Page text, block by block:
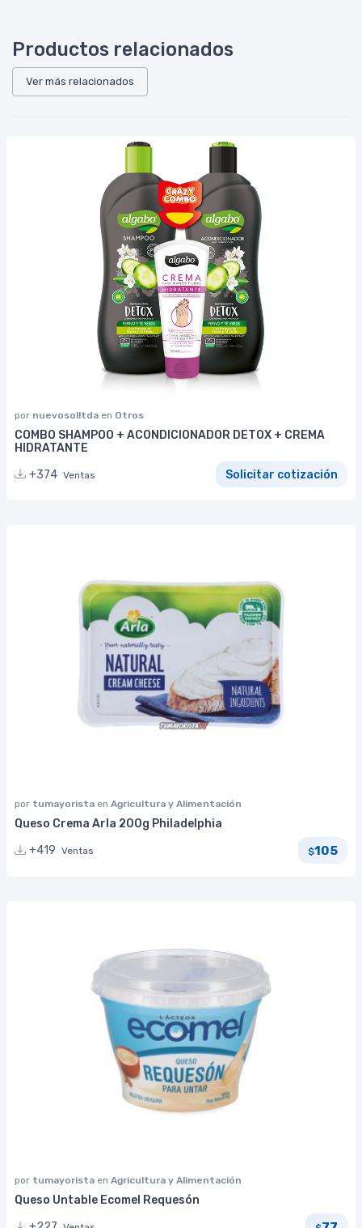
Productos relacionados
Ver más relacionados
por nuevosolltda en Otros
COMBO SHAMPOO + ACONDICIONADOR DETOX + CREMA
HIDRATANTE
+374 Ventas Solicitar cotización
por tumayorista en Agricultura y Alimentación
Queso Crema Arla 200g Philadelphia
+419 Ventas $105
por tumayorista en Agricultura y Alimentación
Queso Untable Ecomel Requesón